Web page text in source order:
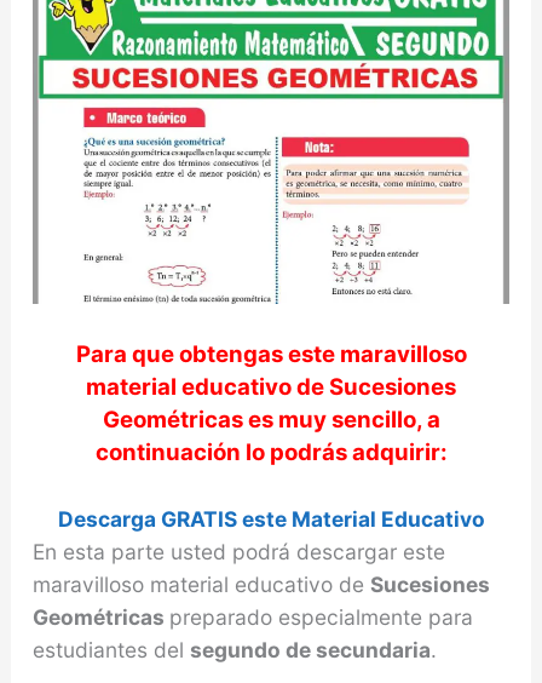
Para que obtengas este maravilloso
material educativo deSucesiones
Geométricases muy sencillo, a
continuación lo podrás adquirir:
Descarga GRATIS este Material Educativo
En esta parte usted podrá descargar este
maravilloso material educativo de Sucesiones
Geométricas preparado especialmente para
estudiantes del segundo de secundaria.